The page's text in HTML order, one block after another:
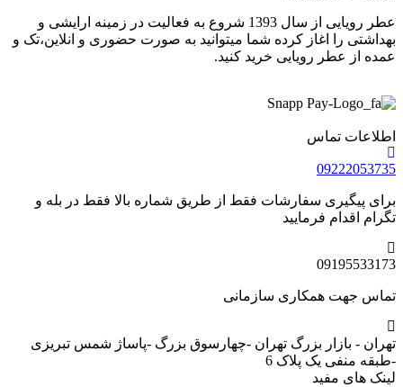
عطر رویایی از سال 1393 شروع به فعالیت در زمینه ارایشی و
بهداشتی را اغاز کرده شما میتوانید به صورت حضوری و انلاین،تک و
عمده از عطر رویایی خرید کنید.
اطلاعات تماس
09222053735
برای پیگیری سفارشات فقط از طریق شماره بالا فقط در بله و
تگرام اقدام فرمایید
09195533173
تماس جهت همکاری سازمانی
تهران - بازار بزرگ تهران -چهارسوق بزرگ -پاساژ شمس تبریزی
-طبقه منفی یک پلاک 6
لینک های مفید